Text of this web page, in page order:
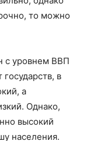
то можно
с уровнем ВВП
в
а
Однако,
высокий
населения.